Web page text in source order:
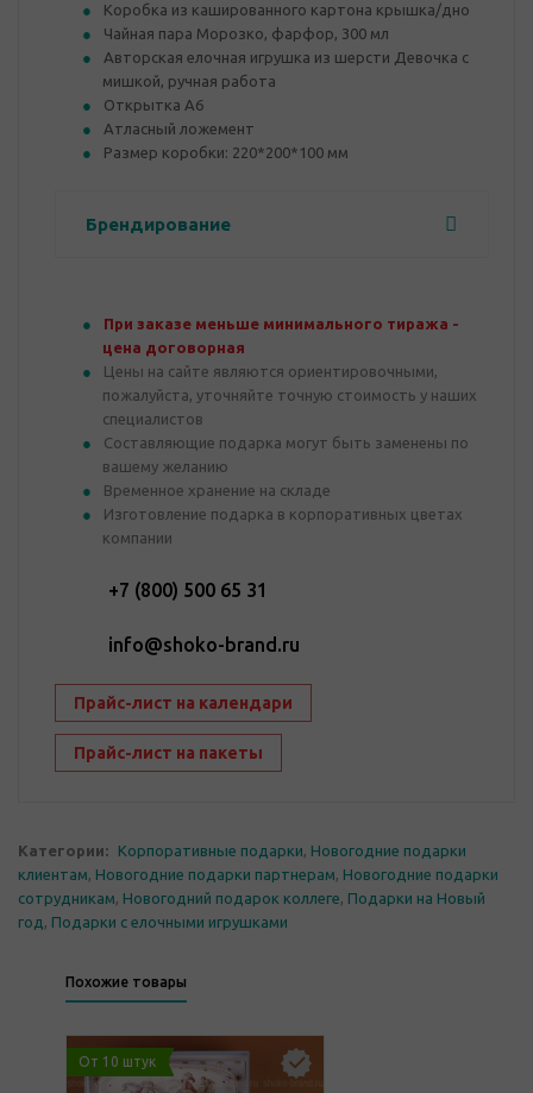
Коробка из кашированного картона крышка/дно
Чайная пара Морозко, фарфор, 300 мл
Авторская елочная игрушка из шерсти Девочка с
мишкой, ручная работа
Открытка А6
Атласный ложемент
Размер коробки: 220*200*100 мм
Брендирование
При заказе меньше минимального тиража -
цена договорная
Цены на сайте являются ориентировочными,
пожалуйста, уточняйте точную стоимость у наших
специалистов
Составляющие подарка могут быть заменены по
вашему желанию
Временное хранение на складе
Изготовление подарка в корпоративных цветах
компании
+7 (800) 500 65 31
info@shoko-brand.ru
Прайс-лист на календари
Прайс-лист на пакеты
Категории: Корпоративные подарки, Новогодние подарки
клиентам, Новогодние подарки партнерам, Новогодние подарки
сотрудникам, Новогодний подарок коллеге, Подарки на Новый
год , Подарки с елочными игрушками
Похожие товары
От 10 штук